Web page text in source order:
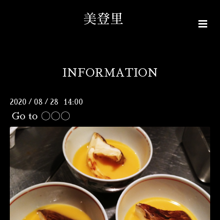
美登里
INFORMATION
2020 / 08 / 28 14:00
Go to 〇〇〇